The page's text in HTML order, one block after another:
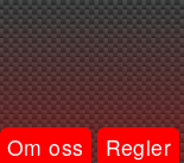
Om oss Regler